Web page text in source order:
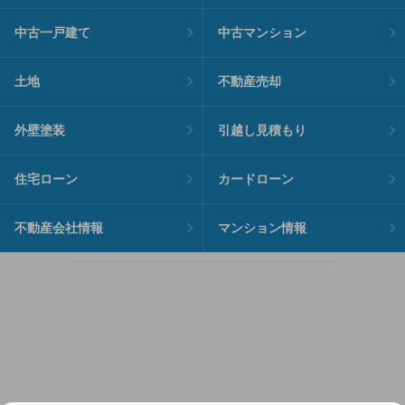
中古一戸建て 中古マンション
土地 不動産売却
外壁塗装 引越し見積もり
住宅ローン カードローン
不動産会社情報 マンション情報